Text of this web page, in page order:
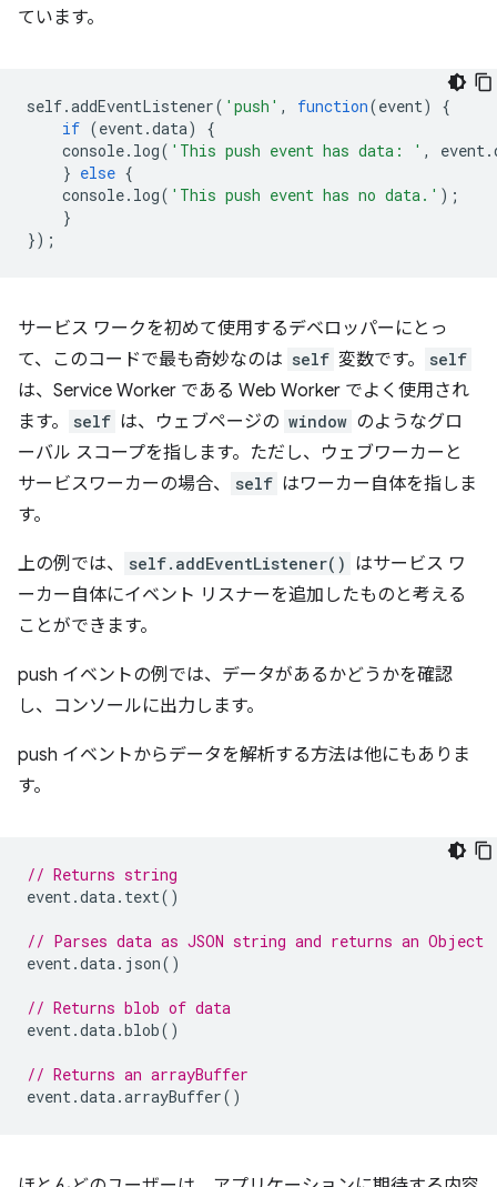
ています。
self.addEventListener( 'push' , function(event)
{
if (event.data)
{
console. log( 'This push event has data: ' , event.
} else {
console. log( 'This push event has no data.' );
}
});
サービス ワークを初めて使用するデベロッパーにとっ
て、このコードで最も奇妙なのは self 変数です。 self
は、Service Worker である Web Worker でよく使用され
ます。
self は、ウェブページの window のようなグロ
ーバル スコープを指します。ただし、ウェブワーカーと
サービスワーカーの場合、
self はワーカー自体を指しま
す。
上の例では、 self.addEventListener() はサービス ワ
ーカー自体にイベント リスナーを追加したものと考える
ことができます。
push イベントの例では、データがあるかどうかを確認
し、コンソールに出力します。
push イベントからデータを解析する方法は他にもありま
す。
// Returns string
event.data. text()
// Parses data as JSON string and returns an Object
event.data. json()
// Returns blob of data
event.data.blob()
// Returns an arrayBuffer
event.data.arrayBuffer()